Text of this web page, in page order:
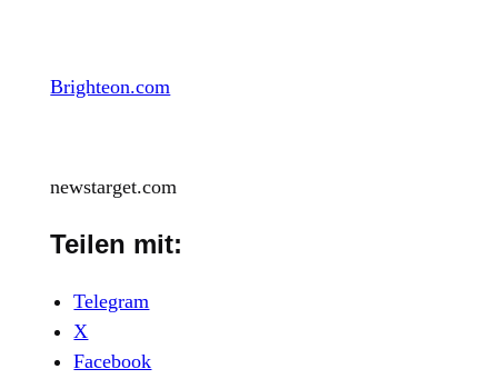
Brighteon.com
newstarget.com
Teilen mit:
Telegram
X
Facebook